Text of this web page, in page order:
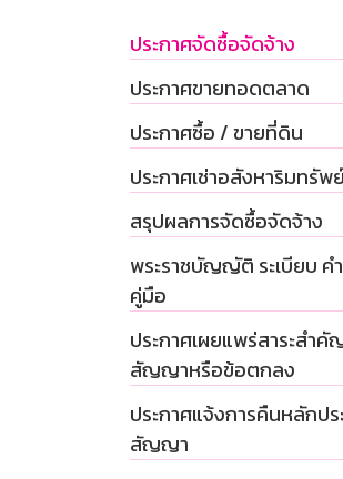
ประกาศจัดซื้อจัดจ้าง
ประกาศขายทอดตลาด
ประกาศซื้อ / ขายที่ดิน
ประกาศเช่าอสังหาริมทรัพ
สรุปผลการจัดซื้อจัดจ้าง
พระราชบัญญัติ ระเบียบ ค
คู่มือ
ประกาศเผยแพร่สาระสำ
สัญญาหรือข้อตกลง
ประกาศแจ้งการคืนหลักปร
สัญญา